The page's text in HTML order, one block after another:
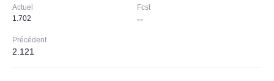
Actuel
1.702
Fcst
--
Précédent
2.121